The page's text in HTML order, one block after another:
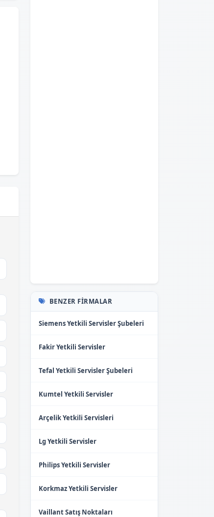
BENZER FIRMALAR
Siemens Yetkili Servisler Şubeleri
Fakir Yetkili Servisler
Tefal Yetkili Servisler Şubeleri
Kumtel Yetkili Servisler
Arçelik Yetkili Servisleri
Lg Yetkili Servisler
Philips Yetkili Servisler
Korkmaz Yetkili Servisler
Vaillant Satış Noktaları